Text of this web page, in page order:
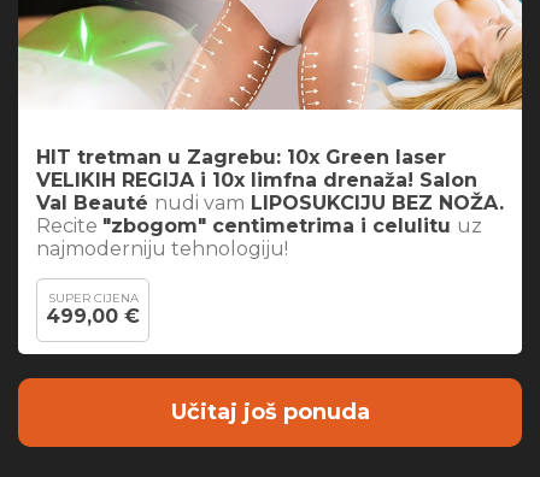
HIT tretman u Zagrebu: 10x Green laser
VELIKIH REGIJA i 10x limfna drenaža! Salon
Val Beauté nudi vam LIPOSUKCIJU BEZ NOŽA.
Recite "zbogom" centimetrima i celulitu uz
najmoderniju tehnologiju!
SUPER CIJENA
499,00 €
Učitaj još ponuda